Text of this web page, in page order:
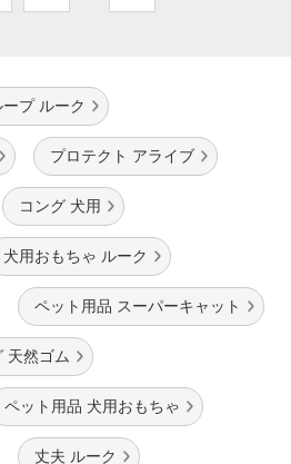
ープ ルーク
プロテクト アライブ
コング 犬用
犬用おもちゃ ルーク
ペット用品 スーパーキャット
天然ゴム
ペット用品 犬用おもちゃ
丈夫 ルーク